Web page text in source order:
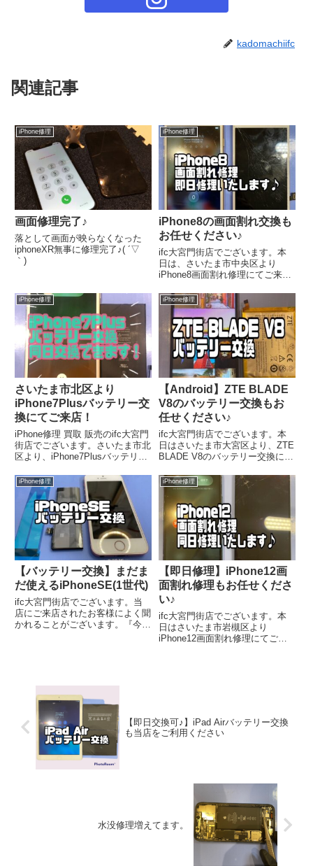
kadomachiifc
関連記事
iPhone修理
画面修理完了♪
落として画面が映らなくなった
iphoneXR無事に修理完了♪( ´▽
｀)
iPhone修理
iPhone8の画面割れ交換も
お任せください♪
ifc大宮門街店でございます。本
日は、さいたま市中央区より
iPhone8画面割れ修理にてご来店
うございます。落下による衝撃で
画面のヒビと液晶がつかない状態
になっていました…
iPhone修理
さいたま市北区より
iPhone7Plusバッテリー交
換にてご来店！
iPhone修理 買取 販売のifc大宮門
街店でございます。さいたま市北
区より、iPhone7Plusバッテリー
ご来店ありがとうございます。
iPhoneのバッテリーは2~3年程で
劣化します。
iPhone修理
【Android】ZTE BLADE
V8のバッテリー交換もお
任せください♪
ifc大宮門街店でございます。本
日はさいたま市大宮区より、ZTE
BLADE V8のバッテリー交換にて
りがとうございます。バッテリー
が膨張していました。バッテリー
不具合の中でも割と多い案件で
す。当店はiPhone修理がメイン
ですが、Android端末も対応可能
です。※一部取り扱いのない端末
もございます。詳しくはお問い合
わせ下さい。
iPhone修理
【バッテリー交換】まだま
だ使えるiPhoneSE(1世代)
ifc大宮門街店でございます。当
店にご来店されたお客様によく聞
かれることがございます。『今の
い替えと伝えています。
iPhone修理
【即日修理】iPhone12画
面割れ修理もお任せくださ
い♪
ifc大宮門街店でございます。本
日はさいたま市岩槻区より
iPhone12画面割れ修理にてご来
が高まるのでなるべく早めに修理
に出すことをお勧めします。
【即日交換可♪】iPad Airバッテリー交換
も当店をご利用ください
水没修理増えてます。